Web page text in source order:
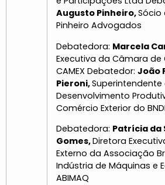
Augusto Pinheiro,Sócio
Pinheiro Advogados
Debatedora: Marcela
Executiva da Câmara de
CAMEX Debatedor: João
Pieroni,Superintendente
Desenvolvimento
Comércio Exterior do
Debatedora: Patrícia da
Gomes,Diretora
Externo da Associação
Indústria de Máquinas e
ABIMAQ